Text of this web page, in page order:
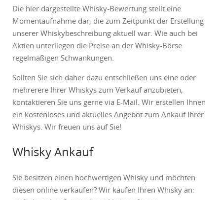
Die hier dargestellte Whisky-Bewertung stellt eine
Momentaufnahme dar, die zum Zeitpunkt der Erstellung
unserer Whiskybeschreibung aktuell war. Wie auch bei
Aktien unterliegen die Preise an der Whisky-Börse
regelmäßigen Schwankungen.
Sollten Sie sich daher dazu entschließen uns eine oder
mehrerere Ihrer Whiskys zum Verkauf anzubieten,
kontaktieren Sie uns gerne via E-Mail. Wir erstellen Ihnen
ein kostenloses und aktuelles Angebot zum Ankauf Ihrer
Whiskys. Wir freuen uns auf Sie!
Whisky Ankauf
Sie besitzen einen hochwertigen Whisky und möchten
diesen online verkaufen? Wir kaufen Ihren Whisky an: